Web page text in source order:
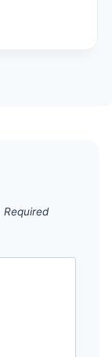
Required